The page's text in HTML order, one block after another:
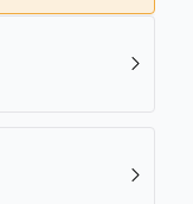
ерөнхий